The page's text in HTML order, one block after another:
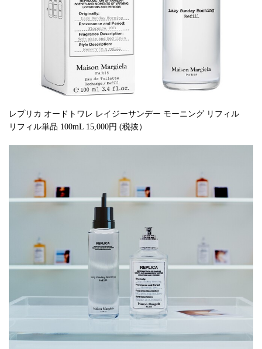
レプリカ オードトワレ レイジーサンデー モーニング リフィル
リフィル単品 100mL 15,000円 (税抜）